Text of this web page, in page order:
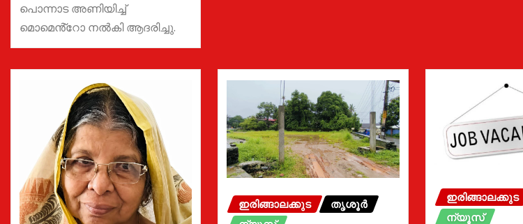
പൊന്നാട അണിയിച്ച്
മൊമെൻ്റോ നൽകി ആദരിച്ചു.
ഇരിങ്ങാലക്കുട
തൃശൂർ
ഇരിങ്ങാലക്കുട
ന്യൂസ്